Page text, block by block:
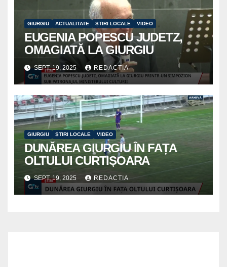
GIURGIU ACTUALITATE ȘTIRI LOCALE VIDEO
EUGENIA POPESCU JUDETZ,
OMAGIATĂ LA GIURGIU
SEPT. 19, 2025 REDACTIA
GIURGIU ȘTIRI LOCALE VIDEO
DUNĂREA GIURGIU ÎN FAȚA
OLTULUI CURTIȘOARA
SEPT. 19, 2025 REDACTIA